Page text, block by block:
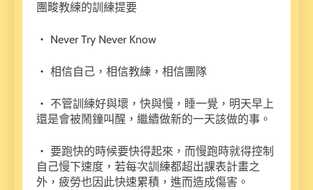
團畯教練的訓練提要
・ Never Try Never Know
・ 相信自己，相信教練，相信團隊
・ 不管訓練好與壞，快與慢，睡一覺，明天早上
還是會被鬧鐘叫醒，繼續做新的一天該做的事。
・ 要跑快的時候要快得起來，而慢跑時就得控制
自己慢下速度，若每次訓練都超出課表計畫之
外，疲勞也因此快速累積，進而造成傷害。